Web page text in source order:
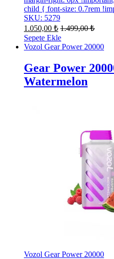
child { font-size: 0.7rem
SKU: 5279
1.050,00 ₺ 1.499,00₺
Sepete Ekle
Vozol Gear Power 20000
Gear Power
Watermelon
Vozol Gear Power 20000